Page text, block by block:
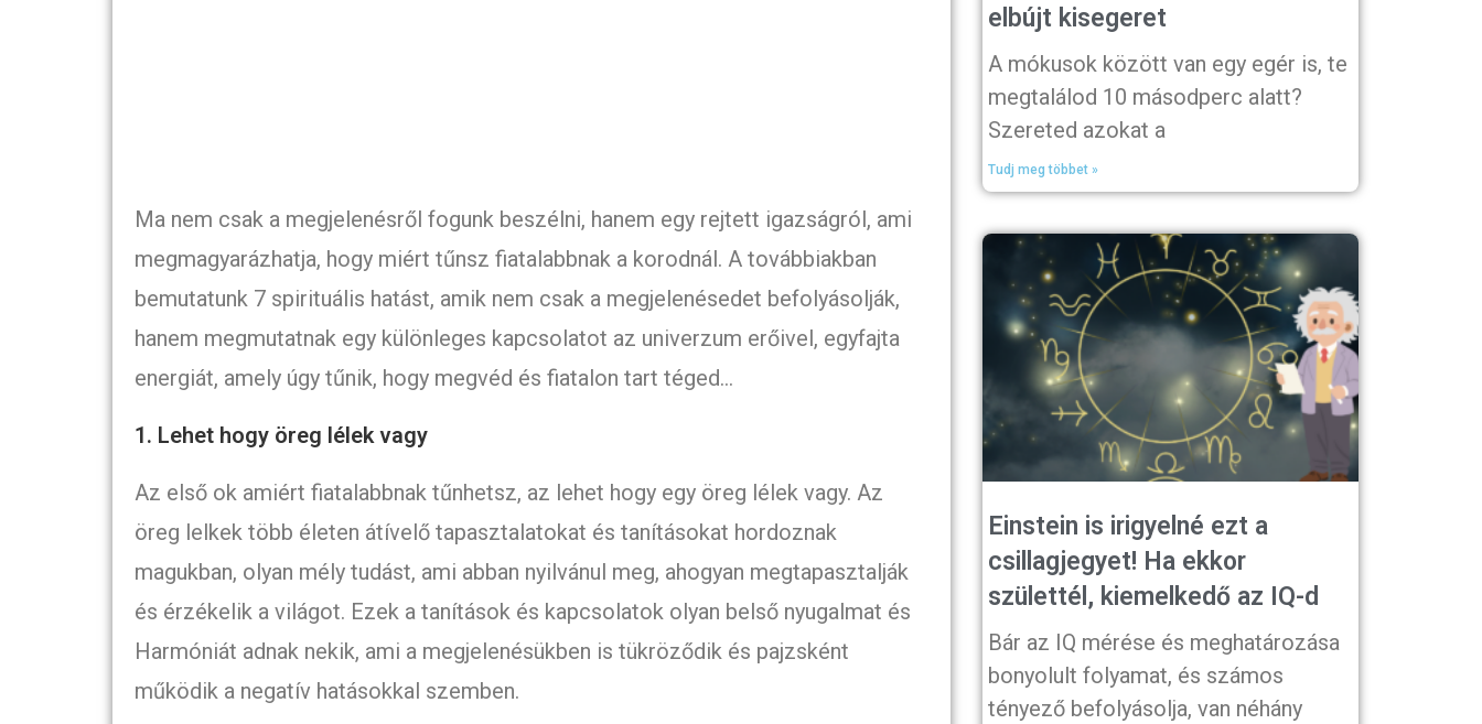
Ma nem csak a megjelenésről fogunk beszélni, hanem egy rejtett igazságról, ami
megmagyarázhatja, hogy miért tűnsz fiatalabbnak a korodnál. A továbbiakban
bemutatunk 7 spirituális hatást, amik nem csak a megjelenésedet befolyásolják,
hanem megmutatnak egy különleges kapcsolatot az univerzum erőivel, egyfajta
energiát, amely úgy tűnik, hogy megvéd és fiatalon tart téged…
1. Lehet hogy öreg lélek vagy
Az első ok amiért fiatalabbnak tűnhetsz, az lehet hogy egy öreg lélek vagy. Az
öreg lelkek több életen átívelő tapasztalatokat és tanításokat hordoznak
magukban, olyan mély tudást, ami abban nyilvánul meg, ahogyan megtapasztalják
és érzékelik a világot. Ezek a tanítások és kapcsolatok olyan belső nyugalmat és
Harmóniát adnak nekik, ami a megjelenésükben is tükröződik és pajzsként
működik a negatív hatásokkal szemben.
elbújt kisegeret
A mókusok között van egy egér is, te
megtalálod 10 másodperc alatt?
Szereted azokat a
Tudj meg többet »
Einstein is irigyelné ezt a
csillagjegyet! Ha ekkor
születtél, kiemelkedő az IQ-d
Bár az IQ mérése és meghatározása
bonyolult folyamat, és számos
tényező befolyásolja, van néhány